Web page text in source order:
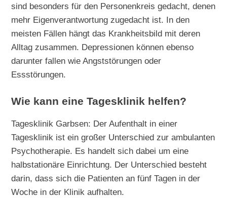
sind besonders für den Personenkreis gedacht, denen
mehr Eigenverantwortung zugedacht ist. In den
meisten Fällen hängt das Krankheitsbild mit deren
Alltag zusammen. Depressionen können ebenso
darunter fallen wie Angststörungen oder
Essstörungen.
Wie kann eine Tagesklinik helfen?
Tagesklinik Garbsen: Der Aufenthalt in einer
Tagesklinik ist ein großer Unterschied zur ambulanten
Psychotherapie. Es handelt sich dabei um eine
halbstationäre Einrichtung. Der Unterschied besteht
darin, dass sich die Patienten an fünf Tagen in der
Woche in der Klinik aufhalten.